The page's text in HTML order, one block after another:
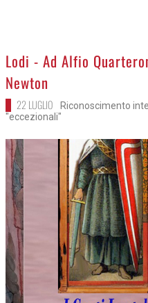
>Lodi - Ad Alfio
Newton
22 LUGLIO
Riconoscimento
"eccezionali"